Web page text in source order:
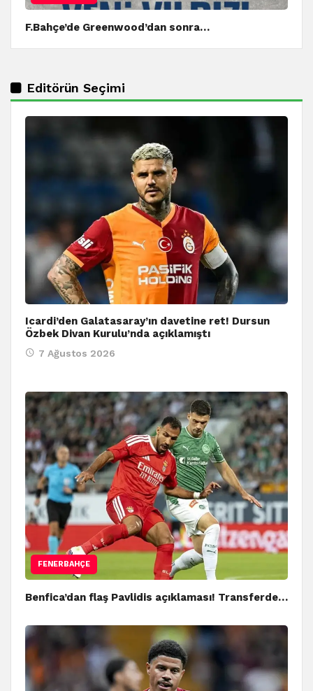
F.Bahçe’de Greenwood’dan sonra…
Editörün Seçimi
Icardi’den Galatasaray’ın davetine ret! Dursun
Özbek Divan Kurulu’nda açıklamıştı
7 Ağustos 2026
FENERBAHÇE
Benfica’dan flaş Pavlidis açıklaması! Transferde…